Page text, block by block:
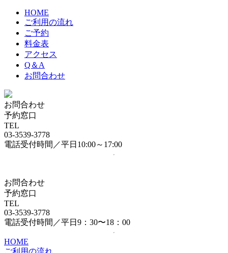
HOME
ご利用の流れ
ご予約
料金表
アクセス
Q＆A
お問合わせ
お問合わせ
予約窓口
TEL
03-3539-3778
電話受付時間／平日10:00～17:00
お問合わせ
予約窓口
TEL
03-3539-3778
電話受付時間／平日9：30〜18：00
HOME
ご利用の流れ